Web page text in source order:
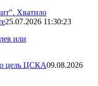
Хватило
25.07.2026 11:30:23
или
цель ЦСКА09.08.2026